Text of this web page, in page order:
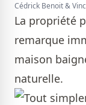
Cédrick Benoit &
La propriété
remarque
maison
naturelle.